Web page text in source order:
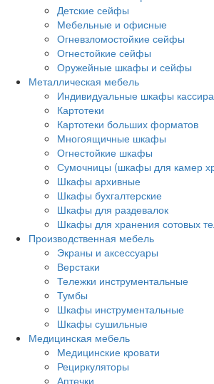
Детские сейфы
Мебельные и офисные
Огневзломостойкие сейфы
Огнестойкие сейфы
Оружейные шкафы и сейфы
Металлическая мебель
Индивидуальные шкафы кассира
Картотеки
Картотеки больших форматов
Многоящичные шкафы
Огнестойкие шкафы
Сумочницы (шкафы для камер
Шкафы архивные
Шкафы бухгалтерские
Шкафы для раздевалок
Шкафы для хранения сотовых
Производственная мебель
Экраны и аксессуары
Верстаки
Тележки инструментальные
Тумбы
Шкафы инструментальные
Шкафы сушильные
Медицинская мебель
Медицинские кровати
Рециркуляторы
Аптечки